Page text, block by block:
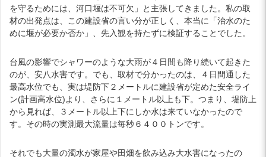
を守るためには、河口堰は不可欠」と主張してきました。私の取
材の出発点は、この建設省の言い分が正しく、本当に「治水のた
めに堰が必要か否か」、先入観を持たずに検証することでした。
台風の影響でシャワーのような大雨が４日間も降り続いて起きた
のが、安八水害です。でも、取材で分かったのは、４日間通した
最高水位でも、実は堤防下２メートルに建設省が定めた安全ライ
ン(計画高水位)より、さらに１メートル以上も下。つまり、堤防上
から見れば、３メートル以上下にしか水は来ていなかったので
す。その時の実測最大流量は毎秒６４００トンです。
それでも大量の濁水が家屋や田畑を飲み込み大水害になったの